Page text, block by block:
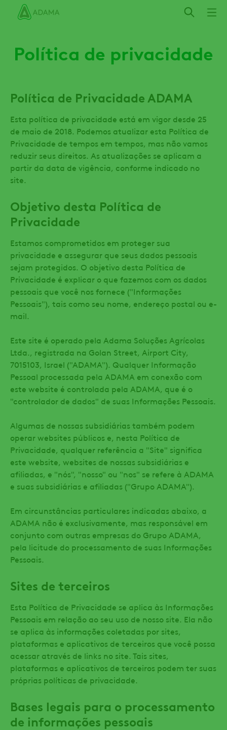
principal
Política de privacidade
Política de Privacidade ADAMA
Esta política de privacidade está em vigor desde 25
de maio de 2018. Podemos atualizar esta Política de
Privacidade de tempos em tempos, mas não vamos
reduzir seus direitos. As atualizações se aplicam a
partir da data de vigência, conforme indicado no
site.
Objetivo desta Política de
Privacidade
Estamos comprometidos em proteger sua
privacidade e assegurar que seus dados pessoais
sejam protegidos. O objetivo desta Política de
Privacidade é explicar o que fazemos com os dados
pessoais que você nos fornece ("Informações
Pessoais"), tais como seu nome, endereço postal ou e-
mail.
Este site é operado pela Adama Soluções Agrícolas
Ltda., registrada na Golan Street, Airport City,
7015103, Israel ("ADAMA"). Qualquer Informação
Pessoal processada pela ADAMA em conexão com
este website é controlada pela ADAMA, que é o
"controlador de dados" de suas Informações Pessoais.
Algumas de nossas subsidiárias também podem
operar websites públicos e, nesta Política de
Privacidade, qualquer referência a "Site" significa
este website, websites de nossas subsidiárias e
afiliadas, e "nós", "nosso" ou "nos" se refere à ADAMA
e suas subsidiárias e afiliadas ("Grupo ADAMA").
Em circunstâncias particulares indicadas abaixo, a
ADAMA não é exclusivamente, mas responsável em
conjunto com outras empresas do Grupo ADAMA,
pela licitude do processamento de suas Informações
Pessoais.
Sites de terceiros
Esta Política de Privacidade se aplica às Informações
Pessoais em relação ao seu uso de nosso site. Ela não
se aplica às informações coletadas por sites,
plataformas e aplicativos de terceiros que você possa
acessar através de links no site. Tais sites,
plataformas e aplicativos de terceiros podem ter suas
próprias políticas de privacidade.
Bases legais para o processamento
de informações pessoais